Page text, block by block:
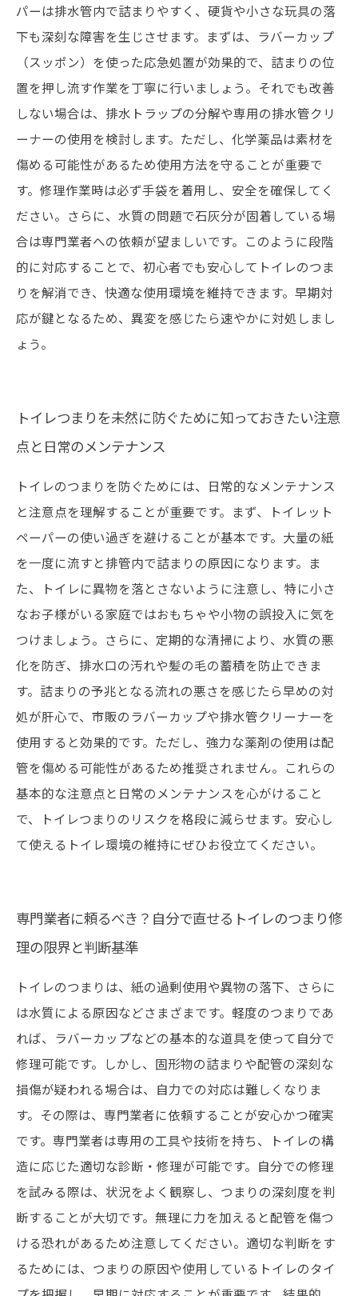
パーは排水管内で詰まりやすく、硬貨や小さな玩具の落
下も深刻な障害を生じさせます。まずは、ラバーカップ
（スッポン）を使った応急処置が効果的で、詰まりの位
置を押し流す作業を丁寧に行いましょう。それでも改善
しない場合は、排水トラップの分解や専用の排水管クリ
ーナーの使用を検討します。ただし、化学薬品は素材を
傷める可能性があるため使用方法を守ることが重要で
す。修理作業時は必ず手袋を着用し、安全を確保してく
ださい。さらに、水質の問題で石灰分が固着している場
合は専門業者への依頼が望ましいです。このように段階
的に対応することで、初心者でも安心してトイレのつま
りを解消でき、快適な使用環境を維持できます。早期対
応が鍵となるため、異変を感じたら速やかに対処しまし
ょう。
トイレつまりを未然に防ぐために知っておきたい注意
点と日常のメンテナンス
トイレのつまりを防ぐためには、日常的なメンテナンス
と注意点を理解することが重要です。まず、トイレット
ペーパーの使い過ぎを避けることが基本です。大量の紙
を一度に流すと排管内で詰まりの原因になります。ま
た、トイレに異物を落とさないように注意し、特に小さ
なお子様がいる家庭ではおもちゃや小物の誤投入に気を
つけましょう。さらに、定期的な清掃により、水質の悪
化を防ぎ、排水口の汚れや髪の毛の蓄積を防止できま
す。詰まりの予兆となる流れの悪さを感じたら早めの対
処が肝心で、市販のラバーカップや排水管クリーナーを
使用すると効果的です。ただし、強力な薬剤の使用は配
管を傷める可能性があるため推奨されません。これらの
基本的な注意点と日常のメンテナンスを心がけること
で、トイレつまりのリスクを格段に減らせます。安心し
て使えるトイレ環境の維持にぜひお役立てください。
専門業者に頼るべき？自分で直せるトイレのつまり修
理の限界と判断基準
トイレのつまりは、紙の過剰使用や異物の落下、さらに
は水質による原因などさまざまです。軽度のつまりであ
れば、ラバーカップなどの基本的な道具を使って自分で
修理可能です。しかし、固形物の詰まりや配管の深刻な
損傷が疑われる場合は、自力での対応は難しくなりま
す。その際は、専門業者に依頼することが安心かつ確実
です。専門業者は専用の工具や技術を持ち、トイレの構
造に応じた適切な診断・修理が可能です。自分での修理
を試みる際は、状況をよく観察し、つまりの深刻度を判
断することが大切です。無理に力を加えると配管を傷つ
ける恐れがあるため注意してください。適切な判断をす
るためには、つまりの原因や使用しているトイレのタイ